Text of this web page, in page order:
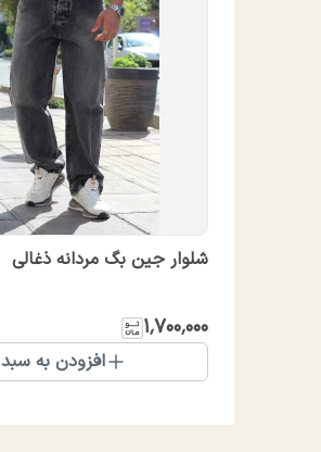
شلوار جین بگ مردانه ذغالی
۱٬۷۰۰٬۰۰۰
افزودن به سبد